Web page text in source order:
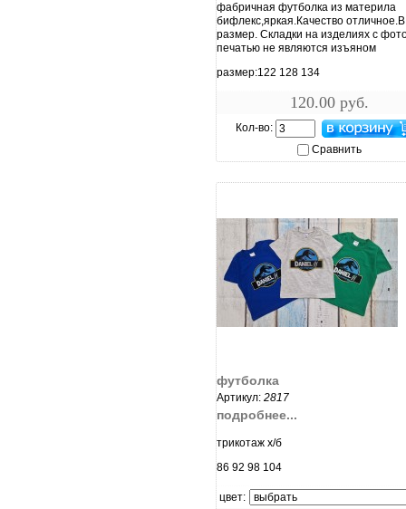
фабричная футболка из материла
бифлекс,яркая.Качество отличное.В
размер. Складки на изделиях с
печатью не являются изъяном
размер:122 128 134
120.00 руб.
Кол-во:
Сравнить
футболка
Артикул: 2817
подробнее...
трикотаж х/б
86 92 98 104
цвет: